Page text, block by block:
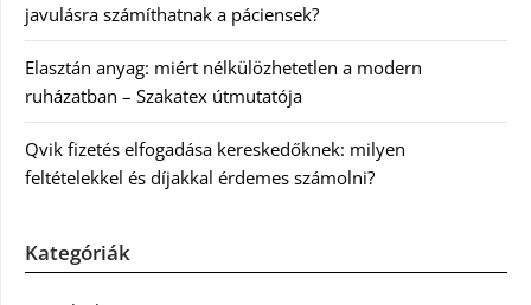
javulásra számíthatnak a páciensek?
Elasztán anyag: miért nélkülözhetetlen a modern
ruházatban – Szakatex útmutatója
Qvik fizetés elfogadása kereskedőknek: milyen
feltételekkel és díjakkal érdemes számolni?
Kategóriák